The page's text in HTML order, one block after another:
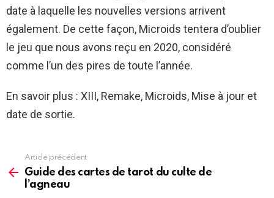
date à laquelle les nouvelles versions arrivent
également. De cette façon, Microids tentera d’oublier
le jeu que nous avons reçu en 2020, considéré
comme l’un des pires de toute l’année.
En savoir plus : XIII, Remake, Microids, Mise à jour et
date de sortie.
more
Article précédent
Guide des cartes de tarot du culte de
l’agneau